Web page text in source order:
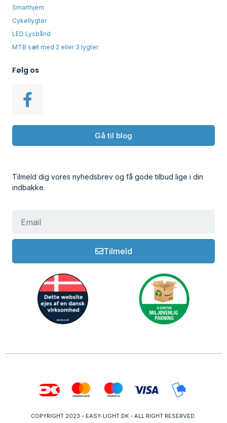
Smarthjem
Cykellygter
LED Lysbånd
MTB sæt med 2 eller 3 lygter
Følg os
Gå til blog
Tilmeld dig vores nyhedsbrev og få gode tilbud lige i din
indbakke.
Tilmeld
COPYRIGHT 2023 - EASY-LIGHT.DK - ALL RIGHT RESERVED.